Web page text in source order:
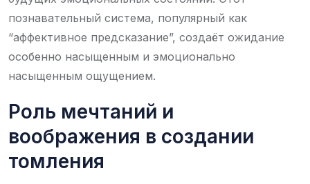
познавательный система, популярный как
“аффективное предсказание”, создаёт ожидание
особенно насыщенным и эмоционально
насыщенным ощущением.
Роль мечтаний и
воображения в создании
томления